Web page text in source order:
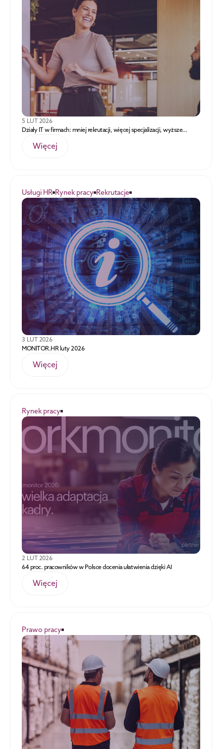
5 LUT 2026
Działy IT w firmach: mniej rekrutacji, więcej specjalizacji, wyższe
Więcej
Usługi HR Rynek pracy Rekrutacje
3 LUT 2026
MONITOR.HR luty 2026
Więcej
Rynek pracy
2 LUT 2026
64 proc. pracowników w Polsce docenia ułatwienia dzięki AI
Więcej
Prawo pracy